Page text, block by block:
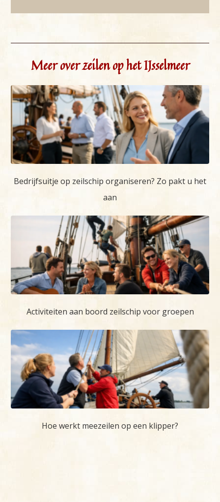
Meer over zeilen op het IJsselmeer
Bedrijfsuitje op zeilschip organiseren? Zo pakt u het
aan
Activiteiten aan boord zeilschip voor groepen
Hoe werkt meezeilen op een klipper?